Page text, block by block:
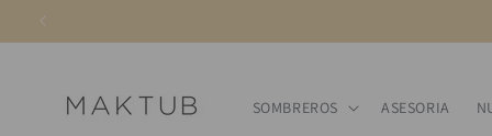
directamente
al contenido
SOMBREROS ASESORIA